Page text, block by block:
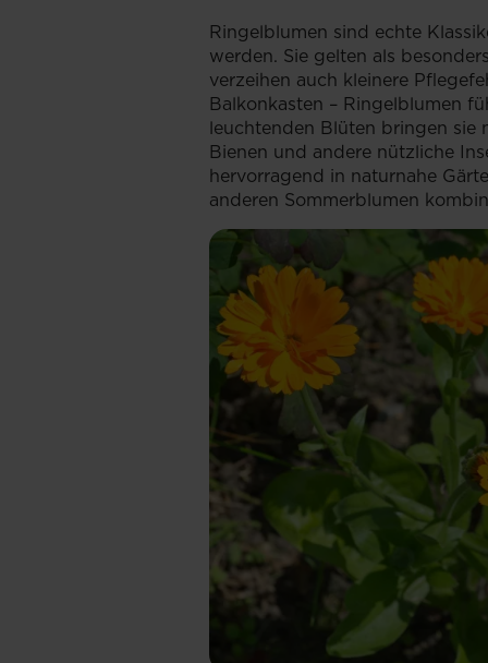
Ringelblumen sind echte
werden. Sie gelten als
verzeihen auch kleinere
Balkonkasten – Ringelblumen
leuchtenden Blüten bringen sie
Bienen und andere nützliche
hervorragend in naturnahe
anderen Sommerblumen